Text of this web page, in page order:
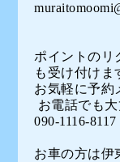
ポイントのリ
も受け付けま
お気軽に予約
お電話でも大
090-1116-8117
お車の方は伊